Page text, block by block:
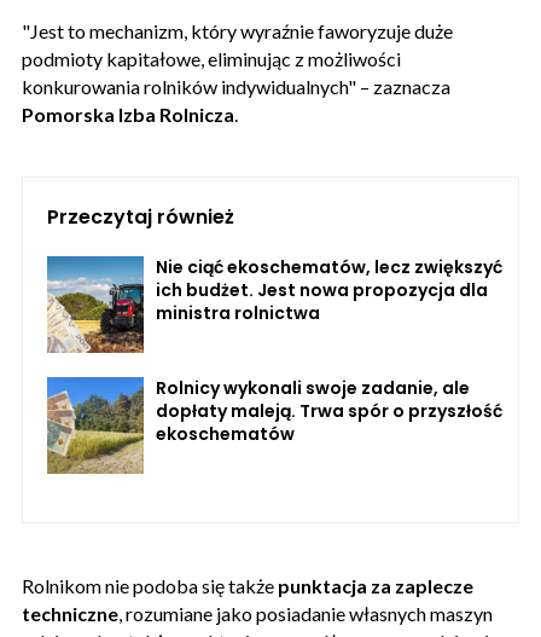
"Jest to mechanizm, który wyraźnie faworyzuje duże
podmioty kapitałowe, eliminując z możliwości
konkurowania rolników indywidualnych" – zaznacza
Pomorska Izba Rolnicza
Przeczytaj również
Nie ciąć ekoschematów, lecz zwiększyć
ich budżet. Jest nowa propozycja dla
ministra rolnictwa
Rolnicy wykonali swoje zadanie, ale
dopłaty maleją. Trwa spór o przyszłość
ekoschematów
Rolnikom nie podoba się także punktacja za zaplecze
techniczne , rozumiane jako posiadanie własnych maszyn